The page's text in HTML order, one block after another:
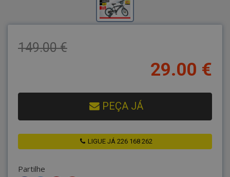
149.00 €
29.00 €
PEÇA JÁ
LIGUE JÁ 226 168 262
Partilhe